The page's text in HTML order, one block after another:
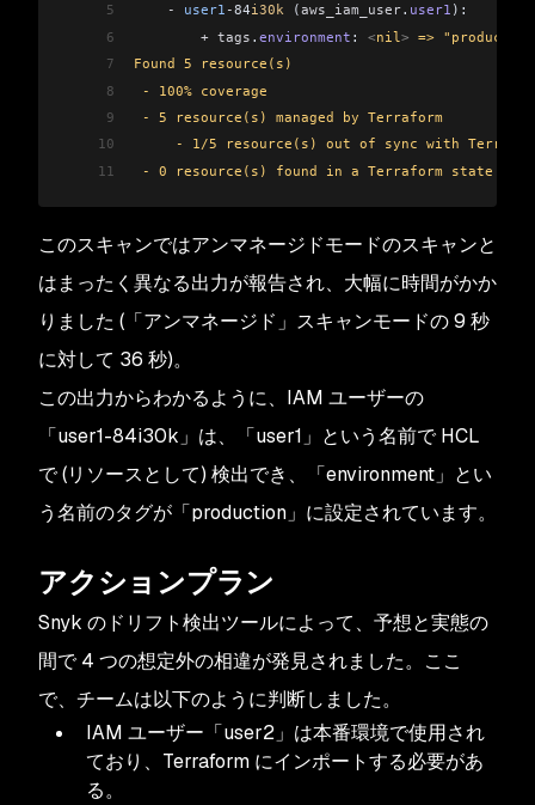
5
    -
user1 -84i30k (aws_iam_user. user1 ):
6
        +
tags . environment : <nil > =>
7
Found 5 resource(s)
8
- 100% coverage
9
- 5 resource(s) managed by Terraform
10
- 1/5 resource(s) out of sync with
11
- 0 resource(s) found in a Terraform state but
このスキャンではアンマネージドモードのスキャンと
はまったく異なる出力が報告され、大幅に時間がかか
りました (「アンマネージド」スキャンモードの 9 秒
に対して 36 秒)。
この出力からわかるように、IAM ユーザーの
「user1-84i30k」は、「user1」という名前で HCL
で (リソースとして) 検出でき、「environment」とい
う名前のタグが「production」に設定されています。
アクションプラン
Snyk のドリフト検出ツールによって、予想と実態の
間で 4 つの想定外の相違が発見されました。ここ
で、チームは以下のように判断しました。
IAM ユーザー「user2」は本番環境で使用され
ており、Terraform にインポートする必要があ
る。